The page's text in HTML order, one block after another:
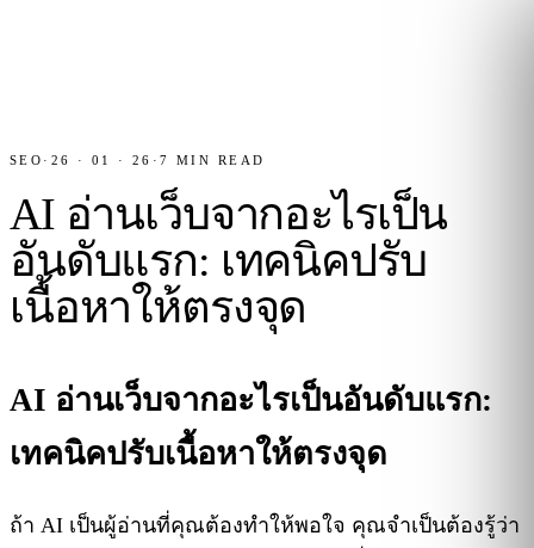
SEO · 26 · 01 · 26 ·7 MIN READ
AI อ่านเว็บจากอะไรเป็น
อันดับแรก: เทคนิคปรับ
เนื้อหาให้ตรงจุด
AI อ่านเว็บจากอะไรเป็นอันดับแรก:
เทคนิคปรับเนื้อหาให้ตรงจุด
ถ้า AI เป็นผู้อ่านที่คุณต้องทำให้พอใจ คุณจำเป็นต้องรู้ว่า